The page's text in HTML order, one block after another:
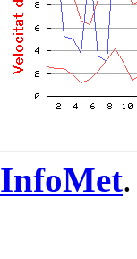
InfoMet.